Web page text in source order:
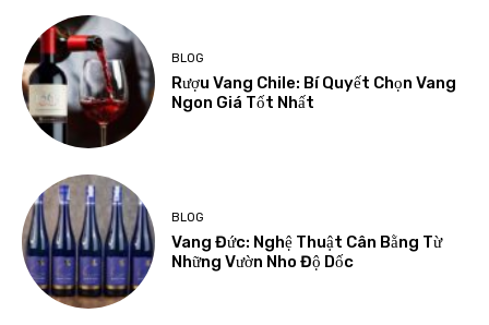
BLOG
Rượu Vang Chile: Bí Quyết Chọn Vang
Ngon Giá Tốt Nhất
BLOG
Vang Đức: Nghệ Thuật Cân Bằng Từ
Những Vườn Nho Độ Dốc